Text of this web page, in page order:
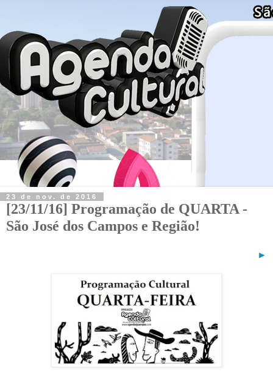
23 de nov. de 2016
[23/11/16] Programação de QUARTA -
São José dos Campos e Região!
►